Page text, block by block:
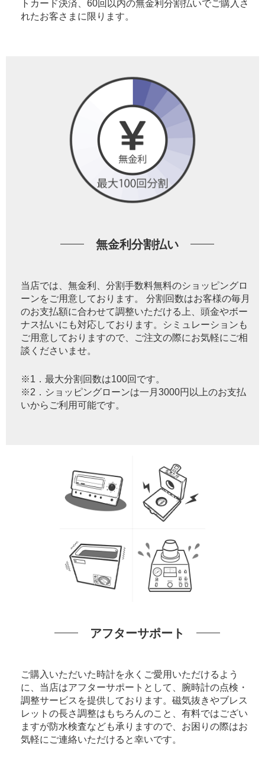
トカード決済、60回以内の無金利分割払いでご購入さ
れたお客さまに限ります。
無金利分割払い
当店では、無金利、分割手数料無料のショッピングロ
ーンをご用意しております。 分割回数はお客様の毎月
のお支払額に合わせて調整いただける上、頭金やボー
ナス払いにも対応しております。シミュレーションも
ご用意しておりますので、ご注文の際にお気軽にご相
談くださいませ。
※1．最大分割回数は100回です。
※2．ショッピングローンは一月3000円以上のお支払
いからご利用可能です。
アフターサポート
ご購入いただいた時計を永くご愛用いただけるよう
に、当店はアフターサポートとして、腕時計の点検・
調整サービスを提供しております。磁気抜きやブレス
レットの長さ調整はもちろんのこと、有料ではござい
ますが防水検査なども承りますので、お困りの際はお
気軽にご連絡いただけると幸いです。